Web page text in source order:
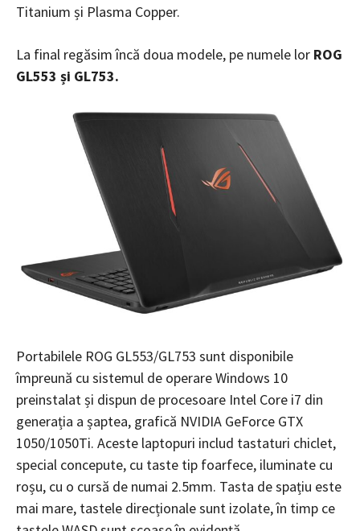
Titanium și Plasma Copper.
La final regăsim încă doua modele, pe numele lor ROG
GL553 și GL753.
Portabilele ROG GL553/GL753 sunt disponibile
împreună cu sistemul de operare Windows 10
preinstalat și dispun de procesoare Intel Core i7 din
generația a șaptea, grafică NVIDIA GeForce GTX
1050/1050Ti. Aceste laptopuri includ tastaturi chiclet,
special concepute, cu taste tip foarfece, iluminate cu
roșu, cu o cursă de numai 2.5mm. Tasta de spațiu este
mai mare, tastele direcționale sunt izolate, în timp ce